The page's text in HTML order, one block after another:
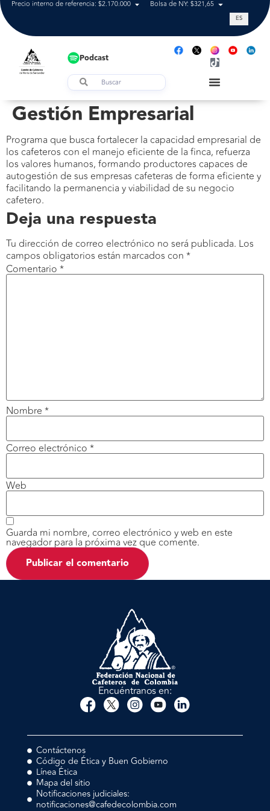
Precio interno de referencia: $2.170.000 Bolsa de NY: $321,65 Tasa de
ES
Podcast
Gestión Empresarial
Programa que busca fortalecer la capacidad empresarial de
los cafeteros con el manejo eficiente de la finca, refuerza
los valores humanos, formando productores capaces de
autogestión de sus empresas cafeteras de forma eficiente y
facilitando la permanencia y viabilidad de su negocio
cafetero.
Deja una respuesta
Tu dirección de correo electrónico no será publicada. Los
campos obligatorios están marcados con *
Comentario *
Nombre *
Correo electrónico *
Web
Guarda mi nombre, correo electrónico y web en este
navegador para la próxima vez que comente.
Encuéntranos en:
Contáctenos
Código de Ética y Buen Gobierno
Línea Ética
Mapa del sitio
Notificaciones judiciales:
notificaciones@cafedecolombia.com